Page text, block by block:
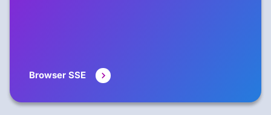
Browser SSE